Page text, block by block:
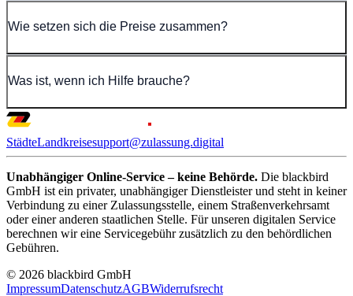
Wie setzen sich die Preise zusammen?
Was ist, wenn ich Hilfe brauche?
StädteLandkreisesupport@zulassung.digital
Unabhängiger Online-Service – keine Behörde. Die blackbird
GmbH ist ein privater, unabhängiger Dienstleister und steht in keiner
Verbindung zu einer Zulassungsstelle, einem Straßenverkehrsamt
oder einer anderen staatlichen Stelle. Für unseren digitalen Service
berechnen wir eine Servicegebühr zusätzlich zu den behördlichen
Gebühren.
© 2026 blackbird GmbH
ImpressumDatenschutzAGBWiderrufsrecht